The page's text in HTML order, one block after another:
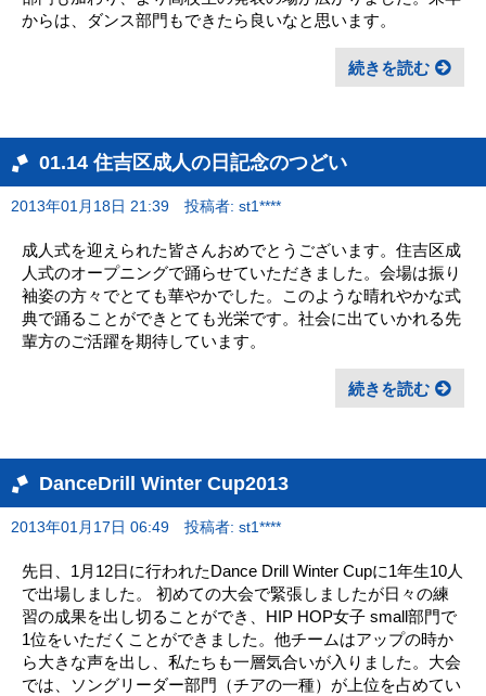
からは、ダンス部門もできたら良いなと思います。
続きを読む
01.14 住吉区成人の日記念のつどい
2013年01月18日 21:39 投稿者: st1****
成人式を迎えられた皆さんおめでとうございます。住吉区成
人式のオープニングで踊らせていただきました。会場は振り
袖姿の方々でとても華やかでした。このような晴れやかな式
典で踊ることができとても光栄です。社会に出ていかれる先
輩方のご活躍を期待しています。
続きを読む
DanceDrill Winter Cup2013
2013年01月17日 06:49 投稿者: st1****
先日、1月12日に行われたDance Drill Winter Cupに1年生10人
で出場しました。 初めての大会で緊張しましたが日々の練
習の成果を出し切ることができ、HIP HOP女子 small部門で
1位をいただくことができました。他チームはアップの時か
ら大きな声を出し、私たちも一層気合いが入りました。大会
では、ソングリーダー部門（チアの一種）が上位を占めてい